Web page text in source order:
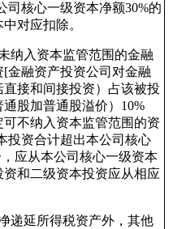
司核心一级资本净额30%的
对应扣除。
纳入资本监管范围的金融
金融资产投资公司对金融
接和间接投资）占该被投
股加普通股溢价）10%
可不纳入资本监管范围的资
投资合计超出本公司核心
应从本公司核心一级资本
和二级资本投资应从相应
递延所得税资产外，其他